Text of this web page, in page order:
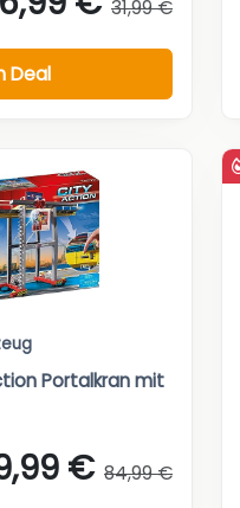
31,99 €
Deal
Portalkran mit
€ 84,99 €